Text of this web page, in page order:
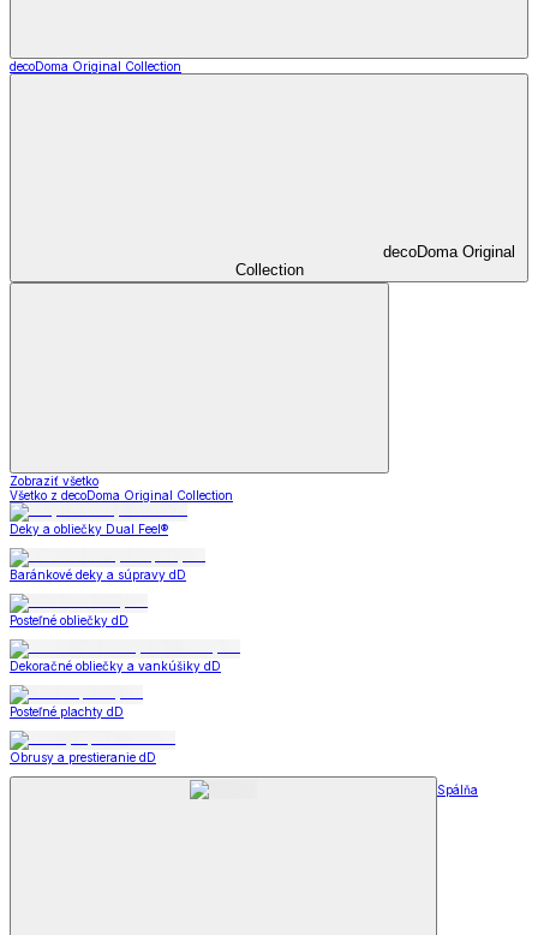
decoDoma Original Collection
decoDoma Original
Collection
Zobraziť všetko
Všetko z decoDoma Original Collection
Deky a obliečky Dual Feel®
Baránkové deky a súpravy dD
Posteľné obliečky dD
Dekoračné obliečky a vankúšiky dD
Posteľné plachty dD
Obrusy a prestieranie dD
Spálňa